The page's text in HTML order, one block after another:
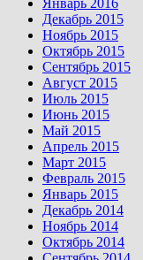
Декабрь 2015
Ноябрь 2015
Октябрь 2015
Сентябрь 2015
Август 2015
Июль 2015
Июнь 2015
Май 2015
Апрель 2015
Март 2015
Февраль 2015
Январь 2015
Декабрь 2014
Ноябрь 2014
Октябрь 2014